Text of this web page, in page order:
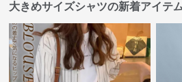
大きめサイズシャツの新着アイテ